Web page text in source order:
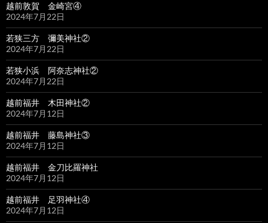
越前敦賀 金崎宮④
2024年7月22日
若狭三方 彌美神社②
2024年7月22日
若狭小浜 阿奈志神社②
2024年7月22日
越前福井 木田神社②
2024年7月12日
越前福井 藤島神社③
2024年7月12日
越前福井 金刀比羅神社
2024年7月12日
越前福井 足羽神社④
2024年7月12日